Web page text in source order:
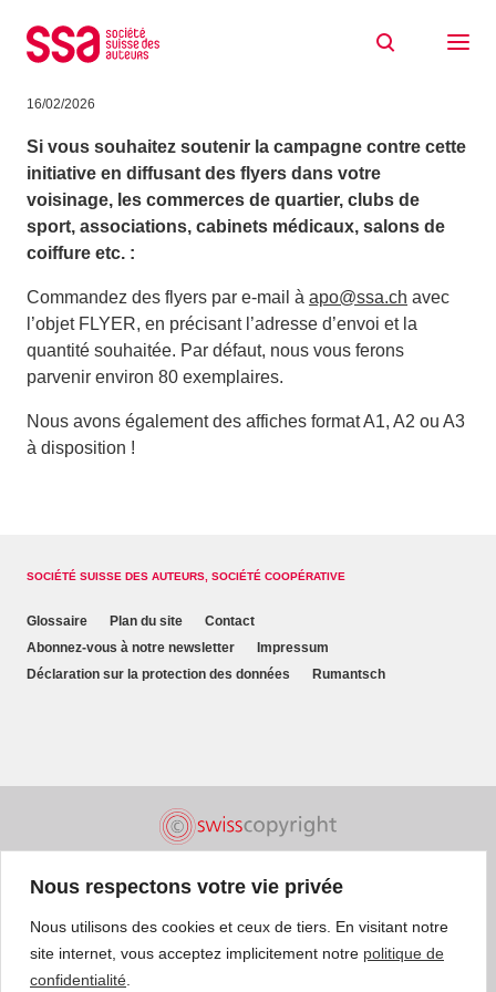
Nous respectons votre vie privée
Nous utilisons des cookies et ceux de tiers. En visitant notre
site internet, vous acceptez implicitement notre politique de
confidentialité
flyers et affiches
16/02/2026
Si vous souhaitez soutenir la campagne contre cette
initiative en diffusant des flyers dans votre
voisinage, les commerces de quartier, clubs de
sport, associations, cabinets médicaux, salons de
coiffure etc. :
Commandez des flyers par e-mail à apo@ssa.ch avec
l’objet FLYER, en précisant l’adresse d’envoi et la
quantité souhaitée. Par défaut, nous vous ferons
parvenir environ 80 exemplaires.
Nous avons également des affiches format A1, A2 ou A3
à disposition !
SOCIÉTÉ SUISSE DES AUTEURS, SOCIÉTÉ COOPÉRATIVE
Glossaire Plan du site
Contact
Abonnez-vous à notre newsletter
Impressum
Déclaration sur la protection des données
Rumantsch